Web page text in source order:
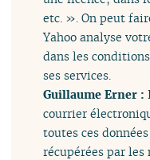
etc. ». On peut
Yahoo analyse
dans les
ses services.
Guillaume Erner :
courrier
toutes ces
récupérées par les